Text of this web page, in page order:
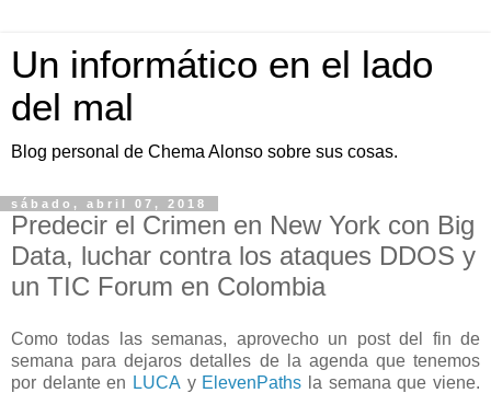
Un informático en el lado
del mal
Blog personal de Chema Alonso sobre sus cosas.
sábado, abril 07, 2018
Predecir el Crimen en New York con Big
Data, luchar contra los ataques DDOS y
un TIC Forum en Colombia
Como todas las semanas, aprovecho un post del fin de
semana para dejaros detalles de la agenda que tenemos
por delante en LUCA y ElevenPaths la semana que viene.